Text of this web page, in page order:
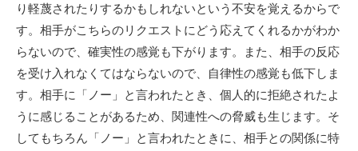
り軽蔑されたりするかもしれないという不安を覚えるからで
す。相手がこちらのリクエストにどう応えてくれるかがわか
らないので、確実性の感覚も下がります。また、相手の反応
を受け入れなくてはならないので、自律性の感覚も低下しま
す。相手に「ノー」と言われたとき、個人的に拒絶されたよ
うに感じることがあるため、関連性への脅威も生じます。そ
してもちろん「ノー」と言われたときに、相手との関係に特